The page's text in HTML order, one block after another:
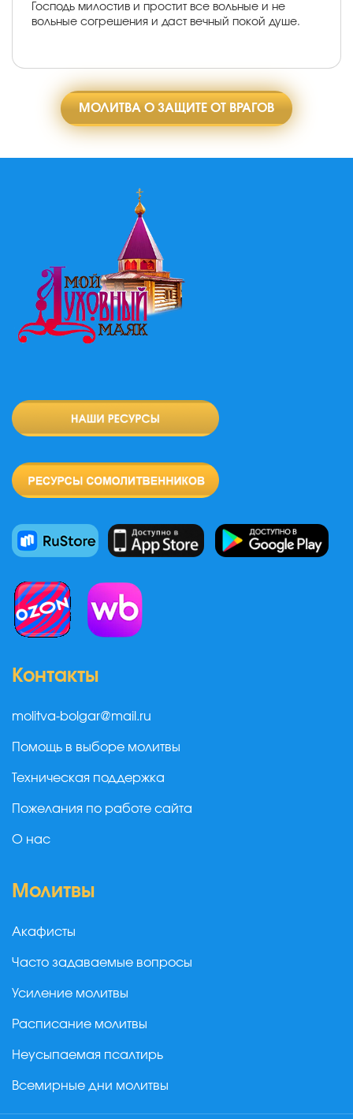
Господь милостив и простит все вольные и не
вольные согрешения и даст вечный покой душе.
МОЛИТВА О ЗАЩИТЕ ОТ ВРАГОВ
Контакты
molitva-bolgar@mail.ru
Помощь в выборе молитвы
Техническая поддержка
Пожелания по работе сайта
О нас
Молитвы
Акафисты
Часто задаваемые вопросы
Усиление молитвы
Расписание молитвы
Неусыпаемая псалтирь
Всемирные дни молитвы